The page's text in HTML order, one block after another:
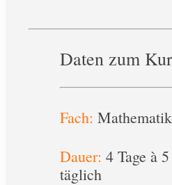
Daten zum
Fach: Mathematik
Dauer: 4 Tage à
täglich